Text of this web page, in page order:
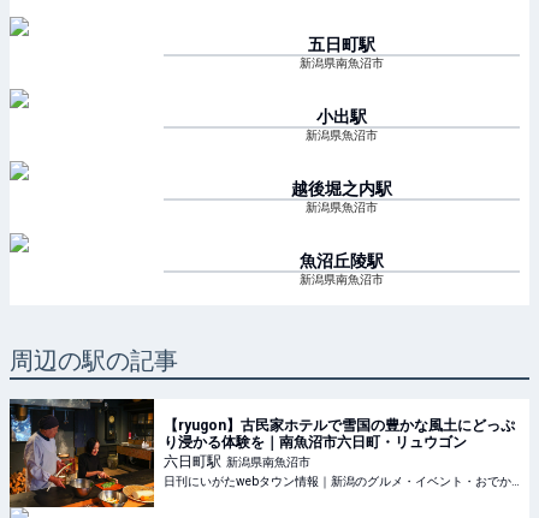
五日町駅
新潟県南魚沼市
小出駅
新潟県魚沼市
越後堀之内駅
新潟県魚沼市
魚沼丘陵駅
新潟県南魚沼市
周辺の駅の記事
【ryugon】古民家ホテルで雪国の豊かな風土にどっぷ
り浸かる体験を｜南魚沼市六日町・リュウゴン
六日町駅 新潟県南魚沼市